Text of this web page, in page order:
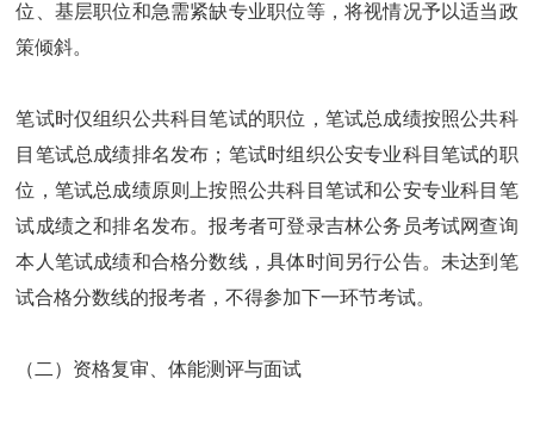
位、基层职位和急需紧缺专业职位等，将视情况予以适当政
策倾斜。
笔试时仅组织公共科目笔试的职位，笔试总成绩按照公共科
目笔试总成绩排名发布；笔试时组织公安专业科目笔试的职
位，笔试总成绩原则上按照公共科目笔试和公安专业科目笔
试成绩之和排名发布。报考者可登录吉林公务员考试网查询
本人笔试成绩和合格分数线，具体时间另行公告。未达到笔
试合格分数线的报考者，不得参加下一环节考试。
（二）资格复审、体能测评与面试